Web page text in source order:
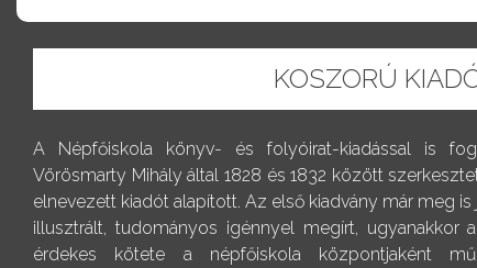
KOSZORÚ
A Népfőiskola könyv- és folyóirat-kiadással is
Vörösmarty Mihály által 1828 és 1832 között
elnevezett kiadót alapított. Az első kiadvány már meg
illusztrált, tudományos igénnyel megírt, ugyanakkor
érdekes kötete a népfőiskola központjaként